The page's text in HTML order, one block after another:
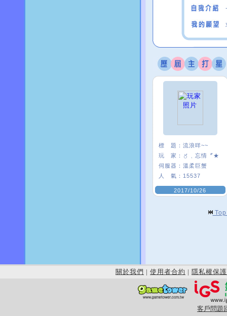
標 題： 流浪咩~~
玩 家：
〥﹑忘情〞★
伺服器： 溫柔巨蟹
人 氣： 15537
2017/10/26
關於我們 | 使用者合約 | 隱私權保護
客戶問題